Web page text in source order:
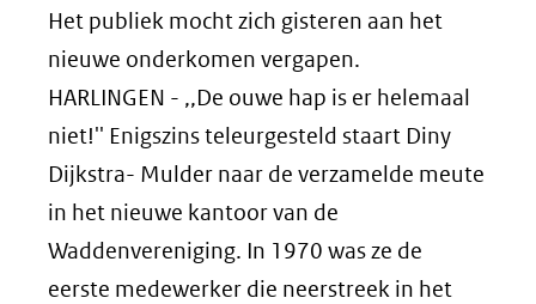
Het publiek mocht zich gisteren aan het
nieuwe onderkomen vergapen.
HARLINGEN - ,,De ouwe hap is er helemaal
niet!'' Enigszins teleurgesteld staart Diny
Dijkstra- Mulder naar de verzamelde meute
in het nieuwe kantoor van de
Waddenvereniging. In 1970 was ze de
eerste medewerker die neerstreek in het